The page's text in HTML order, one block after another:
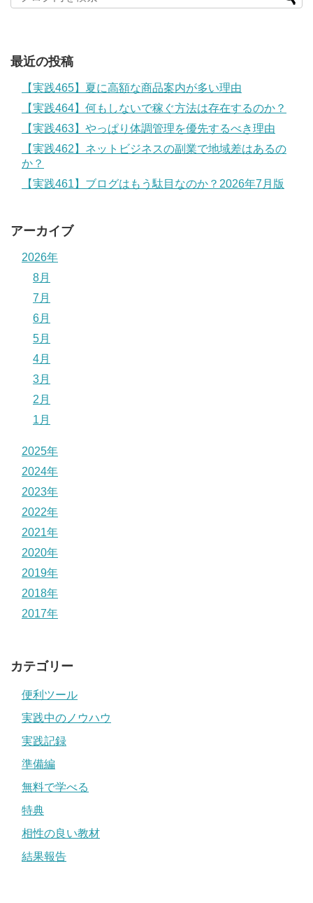
最近の投稿
【実践465】夏に高額な商品案内が多い理由
【実践464】何もしないで稼ぐ方法は存在するのか？
【実践463】やっぱり体調管理を優先するべき理由
【実践462】ネットビジネスの副業で地域差はあるの
か？
【実践461】ブログはもう駄目なのか？2026年7月版
アーカイブ
2026年
8月
7月
6月
5月
4月
3月
2月
1月
2025年
2024年
2023年
2022年
2021年
2020年
2019年
2018年
2017年
カテゴリー
便利ツール
実践中のノウハウ
実践記録
準備編
無料で学べる
特典
相性の良い教材
結果報告